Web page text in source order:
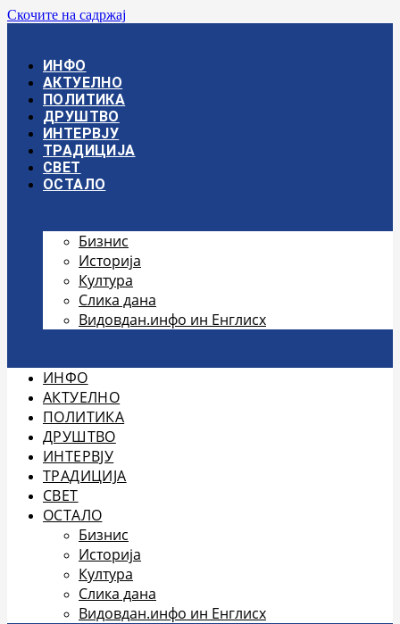
Скочите на садржај
ИНФО
АКТУЕЛНО
ПОЛИТИКА
ДРУШТВО
ИНТЕРВЈУ
ТРАДИЦИЈА
СВЕТ
ОСТАЛО
Бизнис
Историја
Култура
Слика дана
Видовдан.инфо ин Енглисх
ИНФО
АКТУЕЛНО
ПОЛИТИКА
ДРУШТВО
ИНТЕРВЈУ
ТРАДИЦИЈА
СВЕТ
ОСТАЛО
Бизнис
Историја
Култура
Слика дана
Видовдан.инфо ин Енглисх